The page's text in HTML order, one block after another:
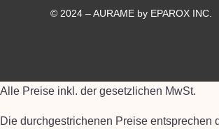
© 2024 – AURAME by EPAROX INC.
Alle Preise inkl. der gesetzlichen MwSt.
Die durchgestrichenen Preise entsprechen